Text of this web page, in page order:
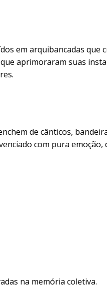
em arquibancadas que
aprimoraram suas
de cânticos,
com pura emoção,
na memória coletiva.